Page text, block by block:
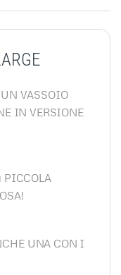
VASSOIO
IN VERSIONE
PICCOLA
UNA CON I